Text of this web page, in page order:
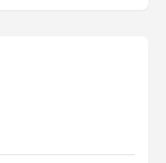
takvimi talebi
için bir